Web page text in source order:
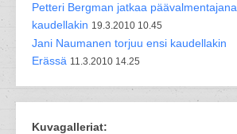
Petteri Bergman jatkaa
kaudellakin 19.3.2010 10.45
Jani Naumanen torjuu ensi kaudellakin
Erässä 11.3.2010 14.25
Kuvagalleriat: